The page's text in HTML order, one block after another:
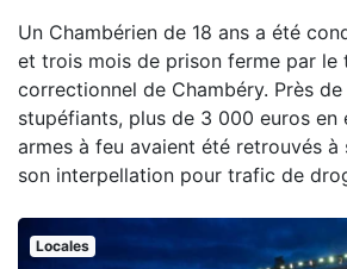
Un Chambérien de 18 ans a été
et trois mois de prison ferme par le
correctionnel de Chambéry. Près
stupéfiants, plus de 3 000 euros en
armes à feu avaient été retrouvés
son interpellation pour trafic de
Locales